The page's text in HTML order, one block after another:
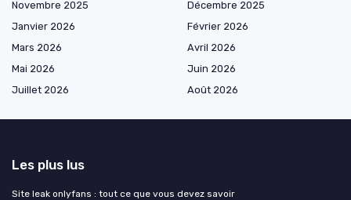
Novembre 2025
Décembre 2025
Janvier 2026
Février 2026
Mars 2026
Avril 2026
Mai 2026
Juin 2026
Juillet 2026
Août 2026
Les plus lus
Site leak onlyfans : tout ce que vous devez savoir